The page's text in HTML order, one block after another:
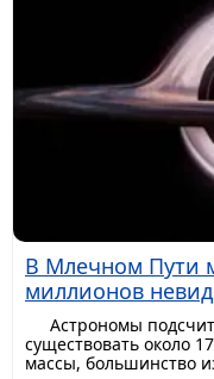
В Млечном Пути
миллионов
Астрономы
существовать около
массы, большинство